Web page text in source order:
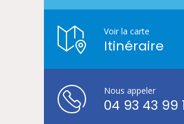
Voir la carte
Itinéraire
Nous appeler
04 93 43 99